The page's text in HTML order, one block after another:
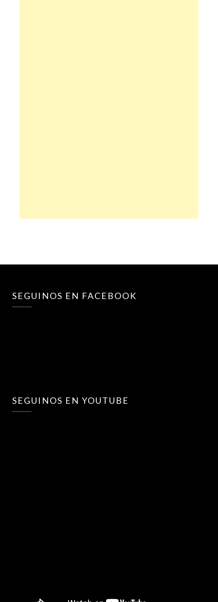
SEGUINOS EN FACEBOOK
SEGUINOS EN YOUTUBE